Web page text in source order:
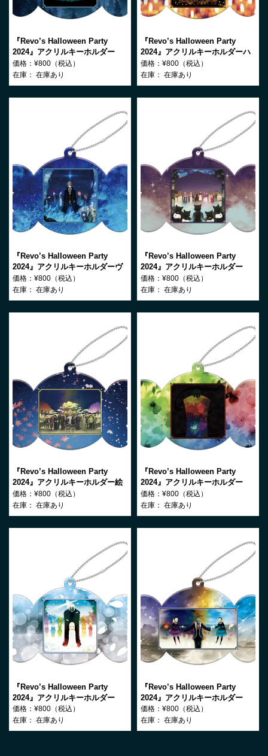
『Revo’s Halloween Party
2024』アクリルキーホルダー
Märchen
価格：¥800（税込）
在庫： 在庫あり
『Revo’s Halloween Party
2024』アクリルキーホルダーハ
ロウィンと夜の物語
価格：¥800（税込）
在庫： 在庫あり
『Revo’s Halloween Party
2024』アクリルキーホルダーヴ
ァニシング・スターライト
価格：¥800（税込）
在庫： 在庫あり
『Revo’s Halloween Party
2024』アクリルキーホルダー
Nein
価格：¥800（税込）
在庫： 在庫あり
『Revo’s Halloween Party
2024』アクリルキーホルダー絵
馬に願ひを！
価格：¥800（税込）
在庫： 在庫あり
『Revo’s Halloween Party
2024』アクリルキーホルダー
Elysion -楽園への前奏曲-
価格：¥800（税込）
在庫： 在庫あり
『Revo’s Halloween Party
2024』アクリルキーホルダー
Elysion～楽園幻想物語組曲～
価格：¥800（税込）
在庫： 在庫あり
『Revo’s Halloween Party
2024』アクリルキーホルダー
Roman
価格：¥800（税込）
在庫： 在庫あり